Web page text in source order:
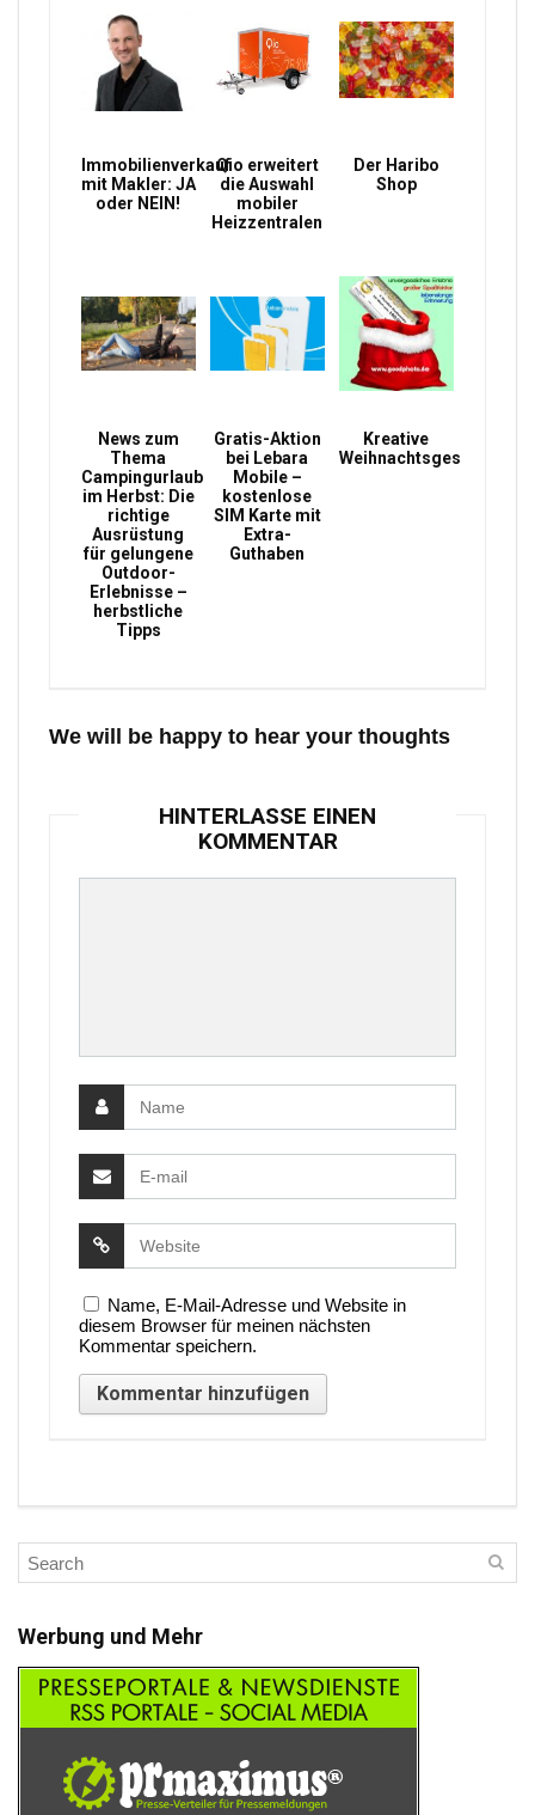
Immobilienverkauf
mit Makler: JA
oder NEIN!
Qio erweitert
die Auswahl
mobiler
Heizzentralen
Der Haribo
Shop
News zum
Thema
Campingurlaub
im Herbst: Die
richtige
Ausrüstung
für gelungene
Outdoor-
Erlebnisse –
herbstliche
Tipps
Gratis-Aktion
bei Lebara
Mobile –
kostenlose
SIM Karte mit
Extra-
Guthaben
Kreative
Weihnachtsgeschenke
We will be happy to hear your thoughts
HINTERLASSE EINEN
KOMMENTAR
Name, E-Mail-Adresse und Website in
diesem Browser für meinen nächsten
Kommentar speichern.
Werbung und Mehr